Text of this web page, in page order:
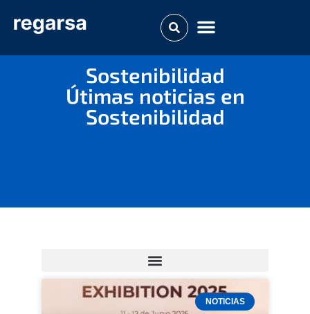
Sostenibilidad
Útimas noticias en
Sostenibilidad
NOTICIAS